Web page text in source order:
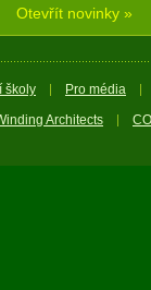
Otevřít novinky »
školy
Pro média
Architects